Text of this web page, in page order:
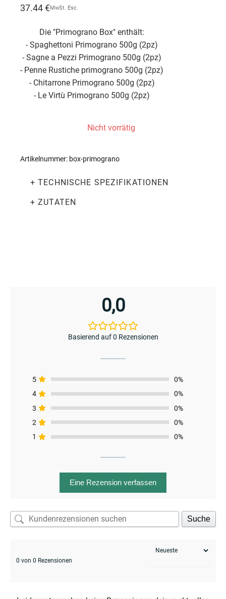
37.44€MwSt. Esc.
Die "Primograno Box" enthält:
- Spaghettoni Primograno 500g (2pz)
- Sagne a Pezzi Primograno 500g (2pz)
- Penne Rustiche primograno 500g (2pz)
- Chitarrone Primograno 500g (2pz)
- Le Virtù Primograno 500g (2pz)
Nicht vorrätig
Artikelnummer: box-primograno
+ TECHNISCHE SPEZIFIKATIONEN
+ ZUTATEN
0,0
Basierend auf 0 Rezensionen
5
0%
4
0%
3
0%
2
0%
1
0%
Eine Rezension verfassen
Suche
0 von 0 Rezensionen